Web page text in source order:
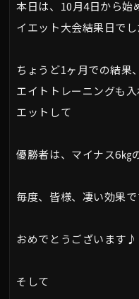
本日は、10月4日から始
イエット大会結果日でし
ちょうど1ヶ月での結果
エイトトレーニングも
エットして
優勝者は、マイナス6㎏
毎度、皆様、凄い効果で
おめでとうございます♪
そして